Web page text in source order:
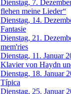
Dienstag, 7.
flehen meine Lieder“
Dienstag, 14.
Fantasie
Dienstag, 21.
mem'ries
Dienstag, 11. Januar
Klavier von Haydn
Dienstag, 18. Januar
Típica
Dienstag, 25. Januar